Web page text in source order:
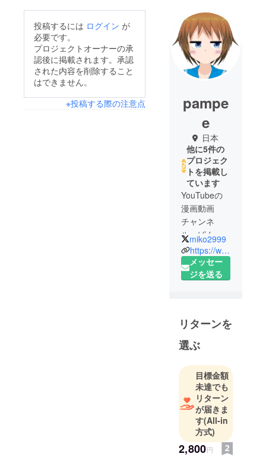
投稿するには ログイン が
必要です。
プロジェクトオーナーの承
認後に掲載されます。承認
された内容を削除すること
はできません。
※投稿する際の注意点
pampe
e
日本
他に5件の
プロジェク
トを掲載し
ています
YouTubeの
漫画動画
チャンネ
ル、ぱんぴ
学園です。
中の人は元
広告代理店
ター。
現在は映像
ディレク
ターと雑誌
の編集をや
りながら、
YouTubeに
軸足を移す
夢を見てい
ます♪
miko2999
https://www.youtube.com/channel/UCcetXIBjN0QUXmkkHROGqHg/
メッセー
ジを送る
リターンを
選ぶ
目標金額
未達でも
リターン
が届きま
す(All-in
方式)
2,800円